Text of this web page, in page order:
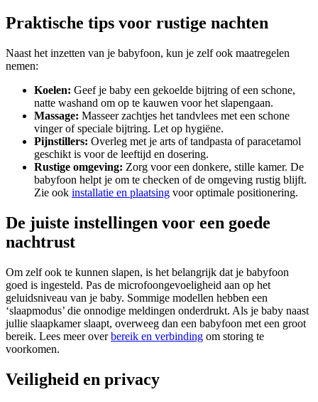
Praktische tips voor rustige nachten
Naast het inzetten van je babyfoon, kun je zelf ook maatregelen
nemen:
Koelen: Geef je baby een gekoelde bijtring of een schone,
natte washand om op te kauwen voor het slapengaan.
Massage: Masseer zachtjes het tandvlees met een schone
vinger of speciale bijtring. Let op hygiëne.
Pijnstillers: Overleg met je arts of tandpasta of paracetamol
geschikt is voor de leeftijd en dosering.
Rustige omgeving: Zorg voor een donkere, stille kamer. De
babyfoon helpt je om te checken of de omgeving rustig blijft.
Zie ook installatie en plaatsing voor optimale positionering.
De juiste instellingen voor een goede
nachtrust
Om zelf ook te kunnen slapen, is het belangrijk dat je babyfoon
goed is ingesteld. Pas de microfoongevoeligheid aan op het
geluidsniveau van je baby. Sommige modellen hebben een
‘slaapmodus’ die onnodige meldingen onderdrukt. Als je baby naast
jullie slaapkamer slaapt, overweeg dan een babyfoon met een groot
bereik. Lees meer overbereik en verbinding om storing te
voorkomen.
Veiligheid en privacy